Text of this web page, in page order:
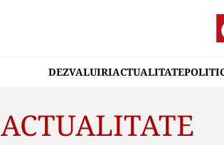
DEZVALUIRIACTUALITATE
ACTUALITATE